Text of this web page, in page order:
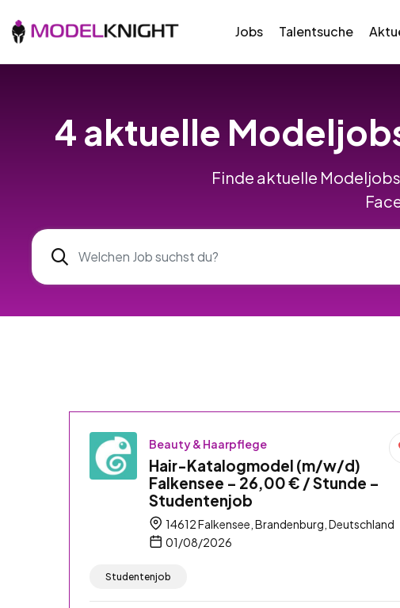
Jobs Talentsuche
4 aktuelle
Finde aktuelle
Beauty & Haarpflege
Hair-Katalogmodel (m/w/d)
Falkensee – 26,00 € / Stunde –
Studentenjob
14612 Falkensee, Brandenburg, Deutschland
01/08/2026
Studentenjob